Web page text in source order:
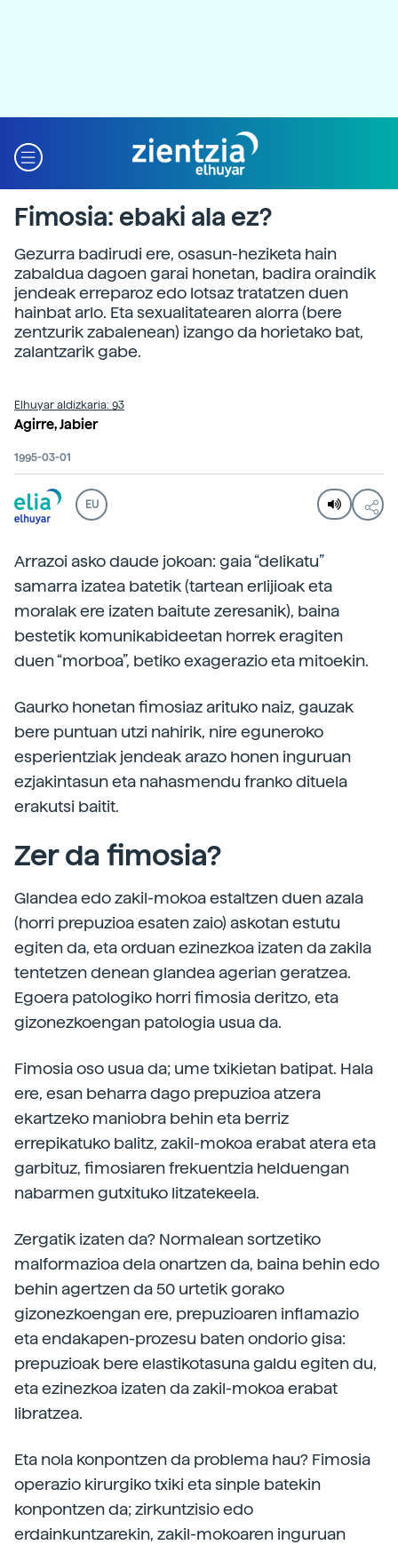
Fimosia: ebaki ala ez?
Gezurra badirudi ere, osasun-heziketa hain
zabaldua dagoen garai honetan, badira oraindik
jendeak erreparoz edo lotsaz tratatzen duen
hainbat arlo. Eta sexualitatearen alorra (bere
zentzurik zabalenean) izango da horietako bat,
zalantzarik gabe.
Elhuyar aldizkaria: 93
Agirre, Jabier
1995-03-01
EU
Arrazoi asko daude jokoan: gaia “delikatu”
samarra izatea batetik (tartean erlijioak eta
moralak ere izaten baitute zeresanik), baina
bestetik komunikabideetan horrek eragiten
duen “morboa”, betiko exagerazio eta mitoekin.
Gaurko honetan fimosiaz arituko naiz, gauzak
bere puntuan utzi nahirik, nire eguneroko
esperientziak jendeak arazo honen inguruan
ezjakintasun eta nahasmendu franko dituela
erakutsi baitit.
Zer da fimosia?
Glandea edo zakil-mokoa estaltzen duen azala
(horri prepuzioa esaten zaio) askotan estutu
egiten da, eta orduan ezinezkoa izaten da zakila
tentetzen denean glandea agerian geratzea.
Egoera patologiko horri fimosia deritzo, eta
gizonezkoengan patologia usua da.
Fimosia oso usua da; ume txikietan batipat. Hala
ere, esan beharra dago prepuzioa atzera
ekartzeko maniobra behin eta berriz
errepikatuko balitz, zakil-mokoa erabat atera eta
garbituz, fimosiaren frekuentzia helduengan
nabarmen gutxituko litzatekeela.
Zergatik izaten da? Normalean sortzetiko
malformazioa dela onartzen da, baina behin edo
behin agertzen da 50 urtetik gorako
gizonezkoengan ere, prepuzioaren inflamazio
eta endakapen-prozesu baten ondorio gisa:
prepuzioak bere elastikotasuna galdu egiten du,
eta ezinezkoa izaten da zakil-mokoa erabat
libratzea.
Eta nola konpontzen da problema hau? Fimosia
operazio kirurgiko txiki eta sinple batekin
konpontzen da; zirkuntzisio edo
erdainkuntzarekin, zakil-mokoaren inguruan